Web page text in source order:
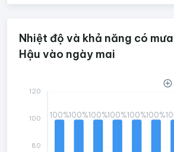
Nhiệt độ và khả năng có
Hậu vào ngày mai
100%100%100%100%100%100%
120
100
80